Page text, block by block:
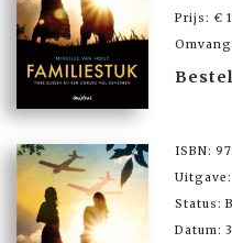
Prijs: €
Bestel
ISBN:
Status:
Datum: